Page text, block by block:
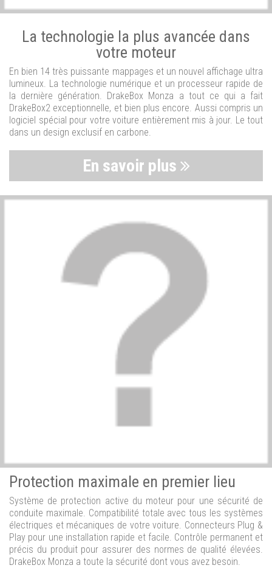
La technologie la plus avancée dans
votre moteur
En bien 14 très puissante mappages et un nouvel affichage ultra
lumineux. La technologie numérique et un processeur rapide de
la dernière génération. DrakeBox Monza a tout ce qui a fait
DrakeBox2 exceptionnelle, et bien plus encore. Aussi compris un
logiciel spécial pour votre voiture entièrement mis à jour. Le tout
dans un design exclusif en carbone.
En savoir plus
Protection maximale en premier lieu
Système de protection active du moteur pour une sécurité de
conduite maximale. Compatibilité totale avec tous les systèmes
électriques et mécaniques de votre voiture. Connecteurs Plug &
Play pour une installation rapide et facile. Contrôle permanent et
précis du produit pour assurer des normes de qualité élevées.
DrakeBox Monza a toute la sécurité dont vous avez besoin.